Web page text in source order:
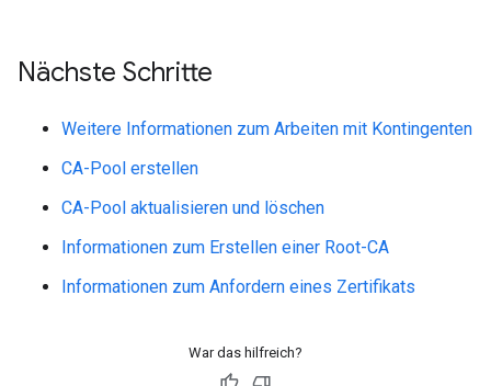
Nächste Schritte
Weitere Informationen zum Arbeiten mit Kontingenten
CA-Pool erstellen
CA-Pool aktualisieren und löschen
Informationen zum Erstellen einer Root-CA
Informationen zum Anfordern eines Zertifikats
War das hilfreich?